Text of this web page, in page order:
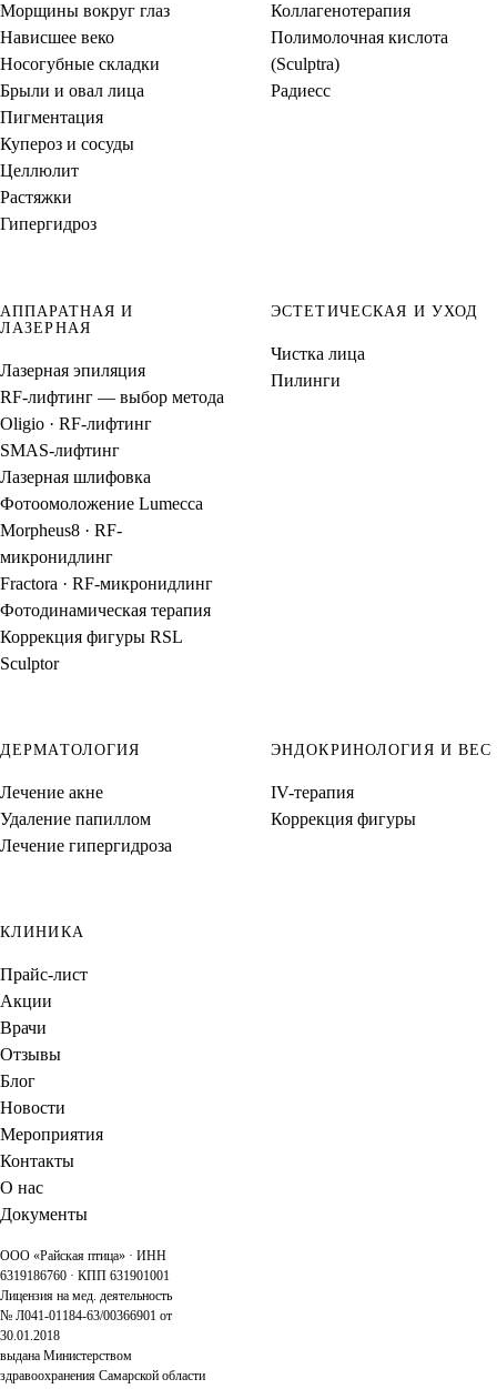
Морщины вокруг глаз
Нависшее веко
Носогубные складки
Брыли и овал лица
Пигментация
Купероз и сосуды
Целлюлит
Растяжки
Гипергидроз
Коллагенотерапия
Полимолочная кислота
(Sculptra)
Радиесс
АППАРАТНАЯ И
ЛАЗЕРНАЯ
Лазерная эпиляция
RF-лифтинг — выбор метода
Oligio · RF-лифтинг
SMAS-лифтинг
Лазерная шлифовка
Фотоомоложение Lumecca
Morpheus8 · RF-
микронидлинг
Fractora · RF-микронидлинг
Фотодинамическая терапия
Коррекция фигуры RSL
Sculptor
ЭСТЕТИЧЕСКАЯ И УХОД
Чистка лица
Пилинги
ДЕРМАТОЛОГИЯ
Лечение акне
Удаление папиллом
Лечение гипергидроза
ЭНДОКРИНОЛОГИЯ И ВЕС
IV-терапия
Коррекция фигуры
КЛИНИКА
Прайс-лист
Акции
Врачи
Отзывы
Блог
Новости
Мероприятия
Контакты
О нас
Документы
ООО «Райская птица» · ИНН
6319186760 · КПП 631901001
Лицензия на мед. деятельность
№ Л041-01184-63/00366901 от
30.01.2018
выдана Министерством
здравоохранения Самарской области